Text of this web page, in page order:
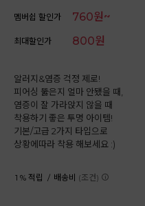
멤버쉽 할인가 760원~
최대할인가 800원
알러지&염증 걱정 제로!
피어싱 뚫은지 얼마 안됐을 때,
염증이 잘 가라앉지 않을 때
착용하기 좋은 투명 아이템!
기본/고급 2가지 타입으로
상황에따라 착용 해보세요 :)
1 % 적립 / 배송비 (조건)